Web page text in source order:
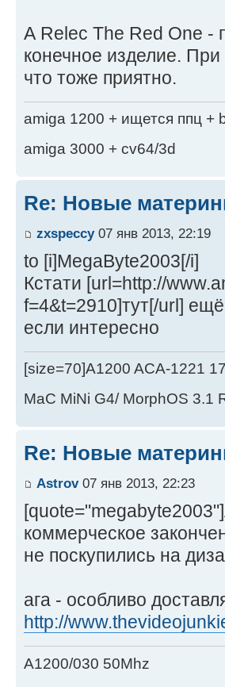
А Relec The Red One -
конечное изделие.
что тоже приятно.
amiga 1200 + ищется ппц +
amiga 3000 + cv64/3d
Re: Новые
zxspeccy07 янв 2013, 22:19
to [i]MegaByte2003[/i]
Кстати [url=http://
f=4&t=2910]тут[/url]
если интересно
[size=70]A1200 ACA-1221
MaC MiNi G4/ MorphOS 3.1
Re: Новые
Astrov07 янв 2013, 22:23
коммерческое
не поскупились на
ага - особливо
http://
A1200/030 50Mhz